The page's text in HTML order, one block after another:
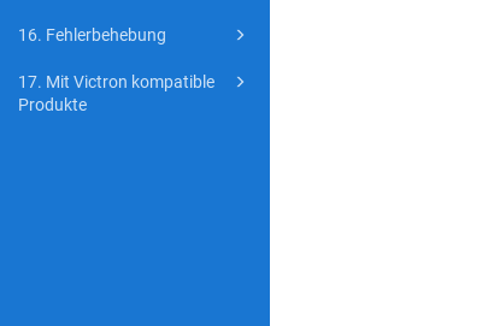
16. Fehlerbehebung
17. Mit Victron kompatible
Produkte